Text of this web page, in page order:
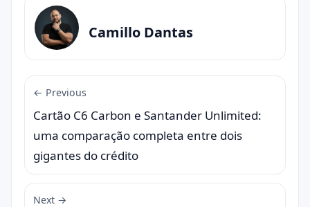
Camillo Dantas
← Previous
Cartão C6 Carbon e Santander Unlimited:
uma comparação completa entre dois
gigantes do crédito
Next →